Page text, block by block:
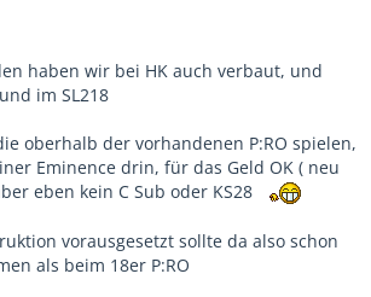
haben wir bei HK auch verbaut, und
im SL218
oberhalb der vorhandenen P:RO spielen,
Eminence drin, für das Geld OK ( neu
eben kein C Sub oder KS28
vorausgesetzt sollte da also schon
als beim 18er P:RO